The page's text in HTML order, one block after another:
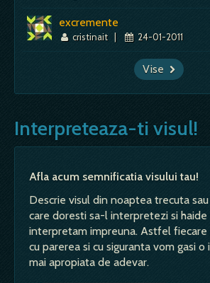
excremente
cristinait | 24-01-2011
Vise
Interpreteaza-ti visul!
Afla acum semnificatia visului tau!
Descrie visul din noaptea trecuta
care doresti sa-l interpretezi si haide
interpretam impreuna. Astfel fiecare
cu parerea si cu siguranta vom gasi
mai apropiata de adevar.